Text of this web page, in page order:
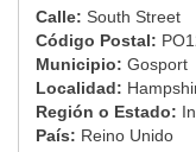
Calle: South Street
Código Postal:
Municipio: Gosport
Localidad:
Región o Estado:
País: Reino Unido